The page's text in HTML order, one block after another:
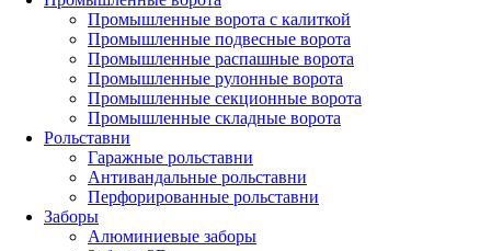
Промышленные ворота с калиткой
Промышленные подвесные ворота
Промышленные распашные ворота
Промышленные рулонные ворота
Промышленные секционные ворота
Промышленные складные ворота
Рольставни
Гаражные рольставни
Антивандальные рольставни
Перфорированные рольставни
Заборы
Алюминиевые заборы